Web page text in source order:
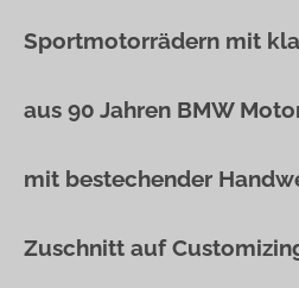
Sportmotorrädern mit
aus 90 Jahren BMW
mit bestechender
Zuschnitt auf